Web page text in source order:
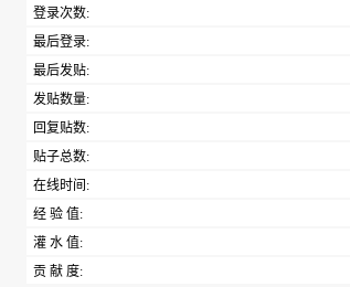
登录次数:
最后登录:
最后发贴:
发贴数量:
回复贴数:
贴子总数:
在线时间:
经 验 值:
灌 水 值:
贡 献 度: